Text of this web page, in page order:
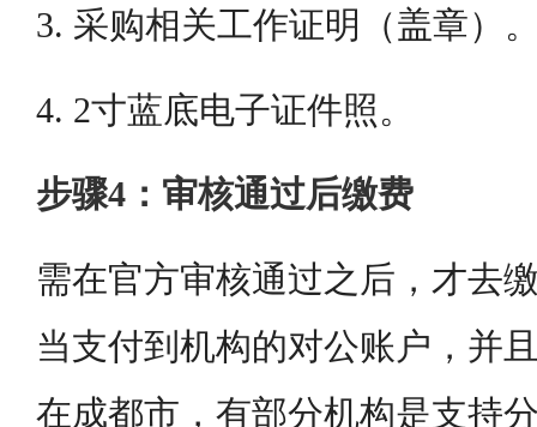
3. 采购相关工作证明（盖章）
4. 2寸蓝底电子证件照。
步骤4：审核通过后缴费
需在官方审核通过之后，才去
当支付到机构的对公账户，并
在成都市，有部分机构是支持